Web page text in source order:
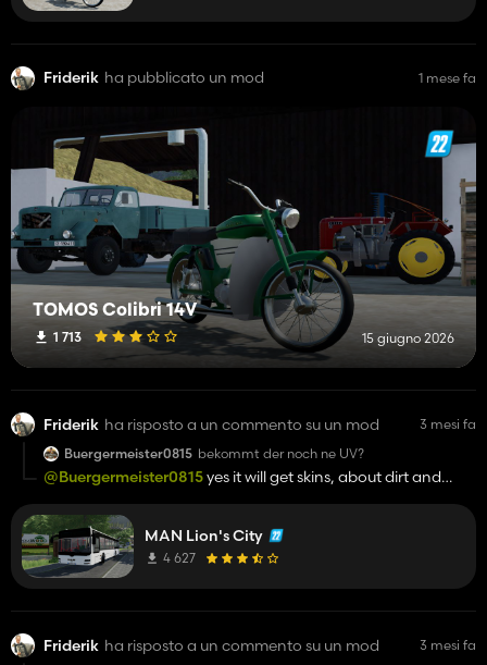
Friderik ha pubblicato un mod 1 mese fa
TOMOS Colibri 14V
1 713 15 giugno 2026
Friderik ha risposto a un commento su un mod
3 mesi fa
Buergermeister0815 bekommt der noch ne UV?
@Buergermeister0815yes it will get skins, about dirt and
MAN Lion's City
4 627
Friderik ha risposto a un commento su un mod
3 mesi fa